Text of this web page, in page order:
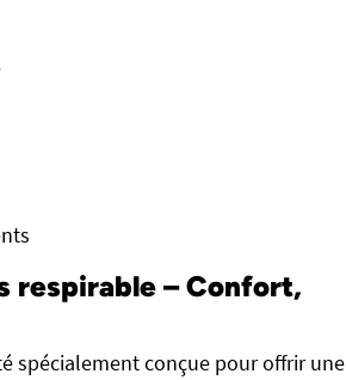
respirable – Confort,
spécialement conçue pour offrir une